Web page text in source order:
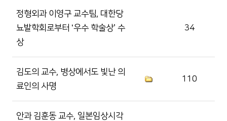
정형외과 이영구 교수팀, 대한당
뇨발학회로부터 ‘우수 학술상’ 수
상
34
김도의 교수, 병상에서도 빛난 의
료인의 사명
110
안과 김훈동 교수, 일본임상시각